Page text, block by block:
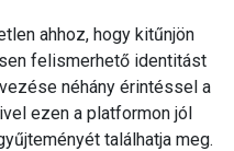
ahhoz, hogy kitűnjön
felismerhető identitást
néhány érintéssel a
ezen a platformon jól
találhatja meg.